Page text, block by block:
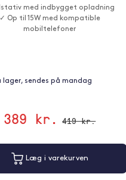
med indbygget opladning
✓ Op til 15W med kompatible
mobiltelefoner
lager, sendes på mandag
389 kr. 419 kr.
Læg i varekurven